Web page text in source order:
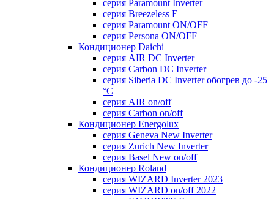
серия Paramount Inverter
серия Breezeless E
серия Paramount ON/OFF
серия Persona ON/OFF
Кондиционер Daichi
серия AIR DC Inverter
серия Carbon DC Inverter
серия Siberia DC Inverter обогрев до -25
°С
серия AIR on/off
серия Carbon on/off
Кондиционер Energolux
серия Geneva New Inverter
серия Zurich New Inverter
серия Basel New on/off
Кондиционер Roland
серия WIZARD Inverter 2023
серия WIZARD on/off 2022